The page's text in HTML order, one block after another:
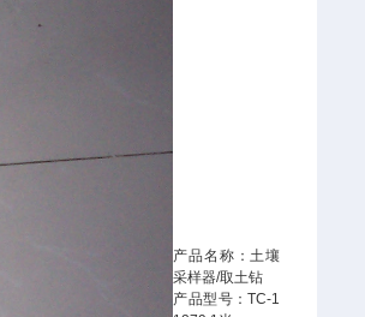
产品名称：土壤
采样器/取土钻
产品型号：TC-1